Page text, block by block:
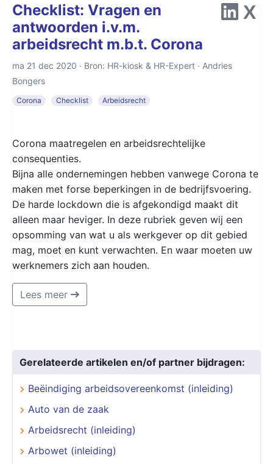
Checklist: Vragen en
antwoorden i.v.m.
arbeidsrecht m.b.t. Corona
ma 21 dec 2020 · Bron: HR-kiosk & HR-Expert · Andries
Bongers
Corona Checklist Arbeidsrecht
Corona maatregelen en arbeidsrechtelijke
consequenties.
Bijna alle ondernemingen hebben vanwege Corona te
maken met forse beperkingen in de bedrijfsvoering.
De harde lockdown die is afgekondigd maakt dit
alleen maar heviger. In deze rubriek geven wij een
opsomming van wat u als werkgever op dit gebied
mag, moet en kunt verwachten. En waar moeten uw
werknemers zich aan houden.
Lees meer
Gerelateerde artikelen en/of partner bijdragen:
Beëindiging arbeidsovereenkomst (inleiding)
Auto van de zaak
Arbeidsrecht (inleiding)
Arbowet (inleiding)